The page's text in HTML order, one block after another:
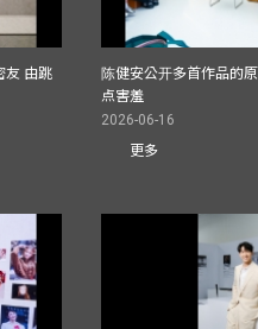
友 由跳
陈健安公开多首作品的
点害羞
2026-06-16
更多